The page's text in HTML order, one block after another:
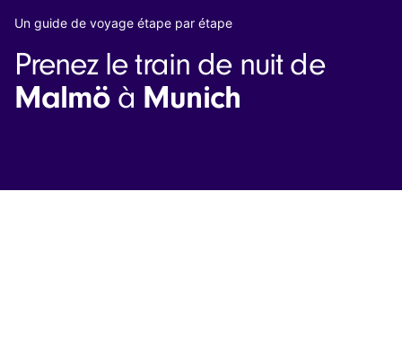
Book a trip
Interrail passes
Eurail passes
Help & Support
Un guide de voyage étape par étape
Prenez le train de nuit de
Malmöà Munich